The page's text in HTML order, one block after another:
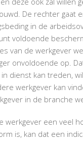
De rechter gaat
in de
voldoende
van de werkgever
onvoldoende op.
dienst kan treden,
werkgever kan
in de branche
werkgever een veel
is, kan dat een